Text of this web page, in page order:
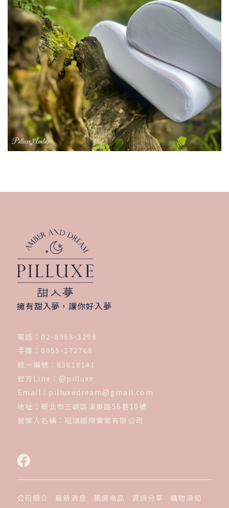
擁有甜入夢，讓你好入夢
電話： 02-8968-3298
手機： 0955-372768
統一編號： 83618141
官方Line： @pilluxe
Email： pilluxedream@gmail.com
地址： 新北市三峽區溪東路56巷10號
營業人名稱： 冠瑞國際實業有限公司
公司簡介 最新消息 精選商品 資訊分享
購物須知